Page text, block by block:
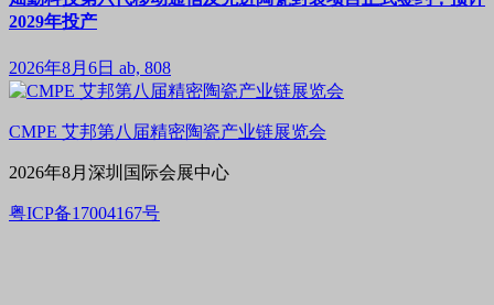
2029年投产
2026年8月6日 ab, 808
CMPE 艾邦第八届精密陶瓷产业链展览会
2026年8月深圳国际会展中心
粤ICP备17004167号